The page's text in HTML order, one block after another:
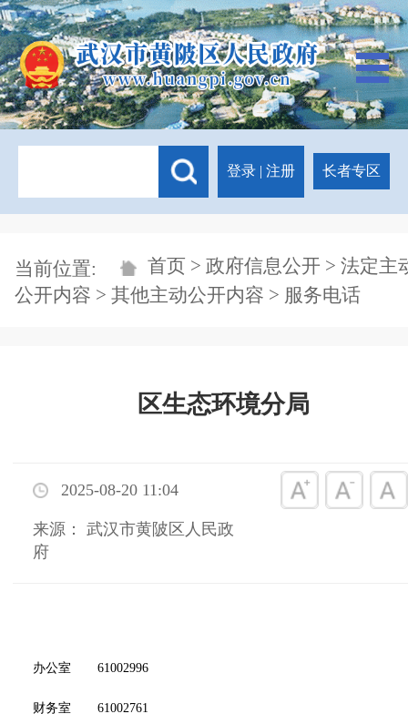
登录 | 注册 长者专区
当前位置: 首页 > 政府信息公开 > 法定主
公开内容 > 其他主动公开内容 > 服务电话
区生态环境分局
2025-08-20 11:04
来源： 武汉市黄陂区人民政
府
办公室 61002996
财务室 61002761